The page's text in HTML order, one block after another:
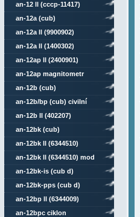
an-12 ll (cccp-11417)
an-12a (cub)
an-12a ll (9900902)
an-12a ll (1400302)
an-12ap ll (2400901)
an-12ap magnitometr
an-12b (cub)
an-12b/bp (cub) civilní
an-12b ll (402207)
an-12bk (cub)
an-12bk ll (6344510)
an-12bk ll (6344510) mod
an-12bk-is (cub d)
an-12bk-pps (cub d)
an-12bp ll (6344009)
an-12bpc ciklon